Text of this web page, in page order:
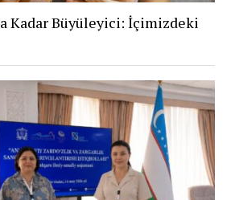
Kadar Büyüleyici: İçimizdeki